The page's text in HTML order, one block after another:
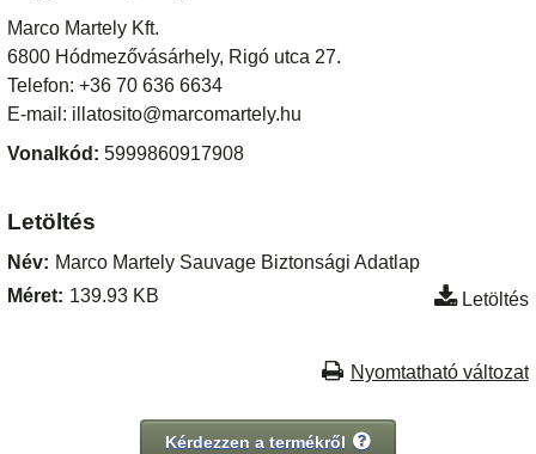
Marco Martely Kft.
6800 Hódmezővásárhely, Rigó utca 27.
Telefon: +36 70 636 6634
E-mail: illatosito@marcomartely.hu
Vonalkód:5999860917908
Letöltés
Név: Marco Martely Sauvage Biztonsági Adatlap
Méret: 139.93 KB Letöltés
Nyomtatható változat
Kérdezzen a termékről